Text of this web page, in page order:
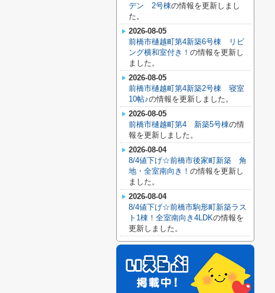
デン 2号棟の情報を更新しまし
た。
2026-08-05
前橋市樋越町第4新築6号棟 リビ
ング横和室付き！ の情報を更新し
ました。
2026-08-05
前橋市樋越町第4新築2号棟 寝室
10帖♪の情報を更新しました。
2026-08-05
前橋市樋越町第4 新築5号棟の情
報を更新しました。
2026-08-04
8/4値下げ☆前橋市後家町新築 角
地・全室南向き！ の情報を更新し
ました。
2026-08-04
8/4値下げ☆前橋市駒形町新築ラス
ト1棟！全室南向き4LDKの情報を
更新しました。